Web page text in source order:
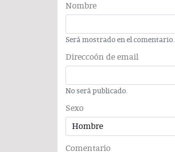
Nombre
Será mostrado en el comentario.
Direccoón de email
No será publicado.
Sexo
Comentario
PODCAST